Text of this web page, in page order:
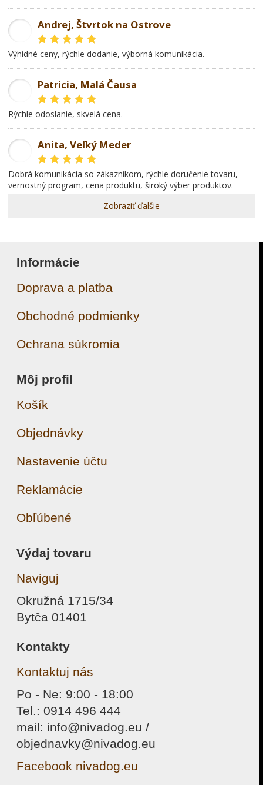
Andrej, Štvrtok na Ostrove
Výhidné ceny, rýchle dodanie, výborná komunikácia.
Patricia, Malá Čausa
rýchle odoslanie, skvelá cena.
Anita, Veľký Meder
dobrá komunikácia so zákazníkom, rýchle doručenie tovaru,
vernostný program, cena produktu, široký výber produktov.
Zobraziť ďalšie
Informácie
Doprava a platba
Obchodné podmienky
Ochrana súkromia
Môj profil
Košík
Objednávky
Nastavenie účtu
Reklamácie
Obľúbené
Výdaj tovaru
Naviguj
Okružná 1715/34
Bytča 01401
Kontakty
Kontaktuj nás
Po - Ne: 9:00 - 18:00
Tel.: 0914 496 444
mail: info@nivadog.eu /
objednavky@nivadog.eu
Facebook nivadog.eu